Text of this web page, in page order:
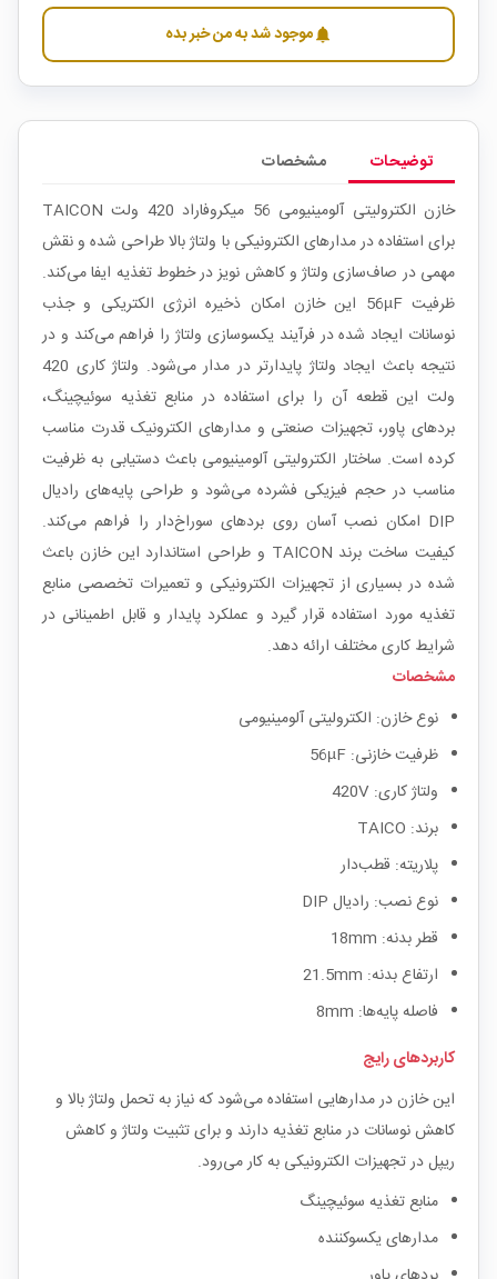
notificationsموجود شد به من خبر بده
توضیحات
مشخصات
خازن الکترولیتی آلومینیومی 56 میکروفاراد 420 ولت TAICON
برای استفاده در مدارهای الکترونیکی با ولتاژ بالا طراحی شده و نقش
مهمی در صاف‌سازی ولتاژ و کاهش نویز در خطوط تغذیه ایفا می‌کند.
ظرفیت 56µF این خازن امکان ذخیره انرژی الکتریکی و جذب
نوسانات ایجاد شده در فرآیند یکسو‌سازی ولتاژ را فراهم می‌کند و در
نتیجه باعث ایجاد ولتاژ پایدارتر در مدار می‌شود. ولتاژ کاری 420
ولت این قطعه آن را برای استفاده در منابع تغذیه سوئیچینگ،
بردهای پاور، تجهیزات صنعتی و مدارهای الکترونیک قدرت مناسب
کرده است. ساختار الکترولیتی آلومینیومی باعث دستیابی به ظرفیت
مناسب در حجم فیزیکی فشرده می‌شود و طراحی پایه‌های رادیال
DIP امکان نصب آسان روی بردهای سوراخ‌دار را فراهم می‌کند.
کیفیت ساخت برند TAICON و طراحی استاندارد این خازن باعث
شده در بسیاری از تجهیزات الکترونیکی و تعمیرات تخصصی منابع
تغذیه مورد استفاده قرار گیرد و عملکرد پایدار و قابل اطمینانی در
شرایط کاری مختلف ارائه دهد.
مشخصات
نوع خازن: الکترولیتی آلومینیومی
ظرفیت خازنی: 56µF
ولتاژ کاری: 420V
برند: TAICO
پلاریته: قطب‌دار
نوع نصب: رادیال DIP
قطر بدنه: 18mm
ارتفاع بدنه: 21.5mm
فاصله پایه‌ها: 8mm
کاربردهای رایج
این خازن در مدارهایی استفاده می‌شود که نیاز به تحمل ولتاژ بالا و
کاهش نوسانات در منابع تغذیه دارند و برای تثبیت ولتاژ و کاهش
ریپل در تجهیزات الکترونیکی به کار می‌رود.
منابع تغذیه سوئیچینگ
مدارهای یکسوکننده